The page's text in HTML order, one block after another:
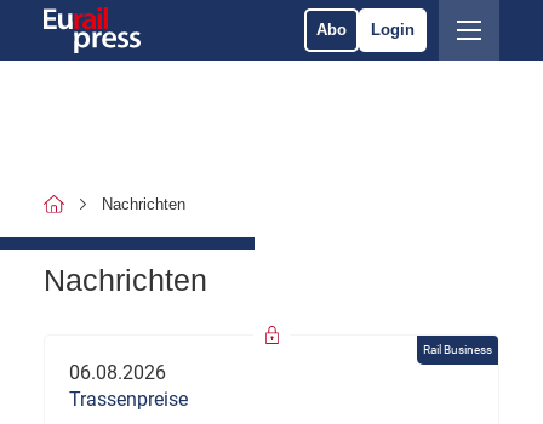
Abo Login
Nachrichten
Nachrichten
Rail Business
06.08.2026
Trassenpreise